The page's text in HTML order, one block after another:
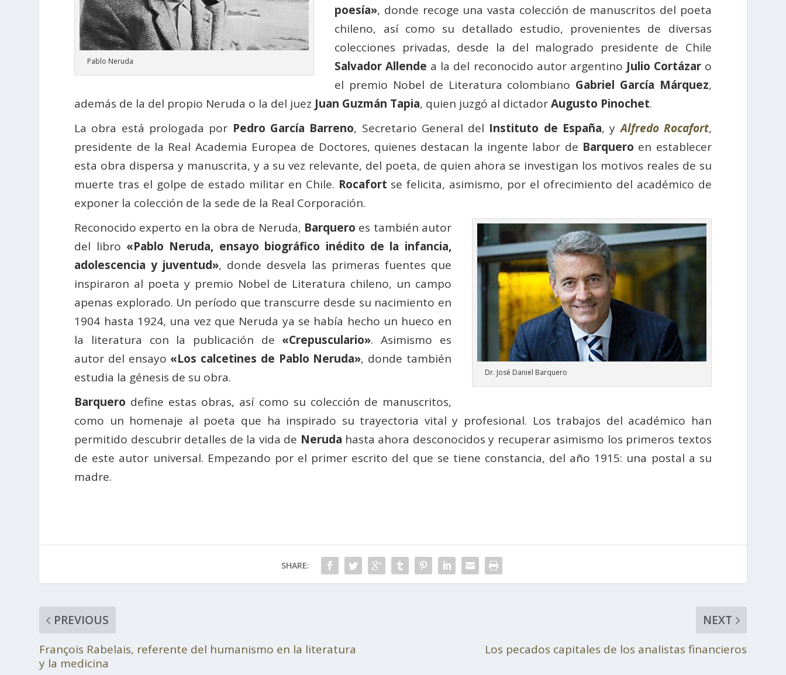
Pablo Neruda
poesía», donde recoge una vasta colección de manuscritos del poeta
chileno, así como su detallado estudio, provenientes de diversas
colecciones privadas, desde la del malogrado presidente de Chile
Salvador Allende a la del reconocido autor argentino Julio Cortázaro
el premio Nobel de Literatura colombiano Gabriel García Márquez,
además de la del propio Neruda o la del juez Juan Guzmán Tapia, quien juzgó al dictadorAugusto Pinochet.
La obra está prologada por Pedro García Barreno, Secretario General del Instituto de España, yAlfredo Rocafort,
presidente de la Real Academia Europea de Doctores, quienes destacan la ingente labor de Barquero en establecer
esta obra dispersa y manuscrita, y a su vez relevante, del poeta, de quien ahora se investigan los motivos reales de su
muerte tras el golpe de estado militar en Chile. Rocafort se felicita, asimismo, por el ofrecimiento del académico de
exponer la colección de la sede de la Real Corporación.
Dr. José Daniel Barquero
Reconocido experto en la obra de Neruda, Barquero es también autor
del libro «Pablo Neruda, ensayo biográfico inédito de la infancia,
adolescencia y juventud», donde desvela las primeras fuentes que
inspiraron al poeta y premio Nobel de Literatura chileno, un campo
apenas explorado. Un período que transcurre desde su nacimiento en
1904 hasta 1924, una vez que Neruda ya se había hecho un hueco en
la literatura con la publicación de «Crepusculario». Asimismo es
autor del ensayo «Los calcetines de Pablo Neruda», donde también
estudia la génesis de su obra.
Barquero define estas obras, así como su colección de manuscritos,
como un homenaje al poeta que ha inspirado su trayectoria vital y profesional. Los trabajos del académico han
permitido descubrir detalles de la vida de Neruda hasta ahora desconocidos y recuperar asimismo los primeros textos
de este autor universal. Empezando por el primer escrito del que se tiene constancia, del año 1915: una postal a su
madre.
SHARE:
PREVIOUS
François Rabelais, referente del humanismo en la literatura
y la medicina
NEXT
Los pecados capitales de los analistas financieros